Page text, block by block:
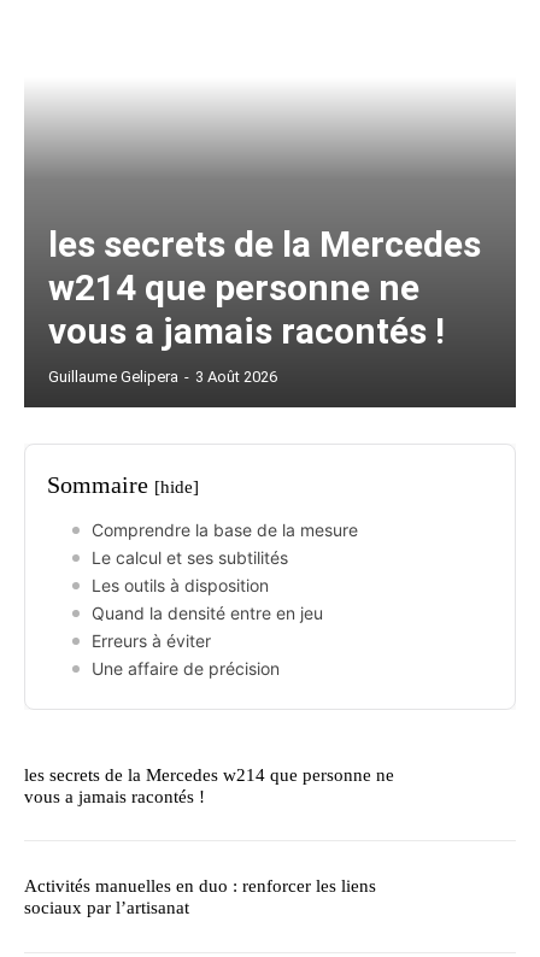
les secrets de la Mercedes
w214 que personne ne
vous a jamais racontés !
Guillaume Gelipera - 3 Août 2026
Sommaire [hide]
Comprendre la base de la mesure
Le calcul et ses subtilités
Les outils à disposition
Quand la densité entre en jeu
Erreurs à éviter
Une affaire de précision
les secrets de la Mercedes w214 que personne ne
vous a jamais racontés !
Activités manuelles en duo : renforcer les liens
sociaux par l’artisanat